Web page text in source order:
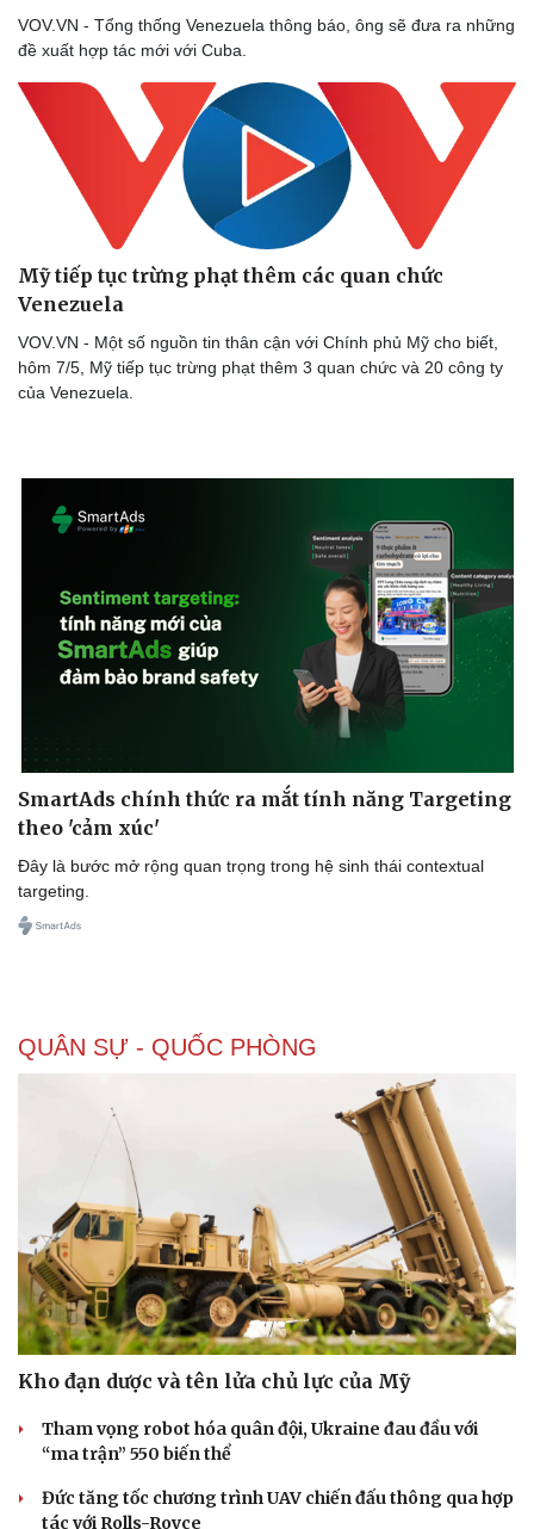
Doanh nghiệp
VOV.VN - Tổng thống Venezuela thông báo, ông sẽ đưa ra những
đề xuất hợp tác mới với Cuba.
Mỹ tiếp tục trừng phạt thêm các quan chức
Venezuela
VOV.VN - Một số nguồn tin thân cận với Chính phủ Mỹ cho biết,
hôm 7/5, Mỹ tiếp tục trừng phạt thêm 3 quan chức và 20 công ty
của Venezuela.
SmartAds chính thức ra mắt tính năng Targeting
theo 'cảm xúc'
Đây là bước mở rộng quan trọng trong hệ sinh thái contextual
targeting.
QUÂN SỰ - QUỐC PHÒNG
Kho đạn dược và tên lửa chủ lực của Mỹ
Tham vọng robot hóa quân đội, Ukraine đau đầu với
“ma trận” 550 biến thể
Đức tăng tốc chương trình UAV chiến đấu thông qua hợp
tác với Rolls-Royce